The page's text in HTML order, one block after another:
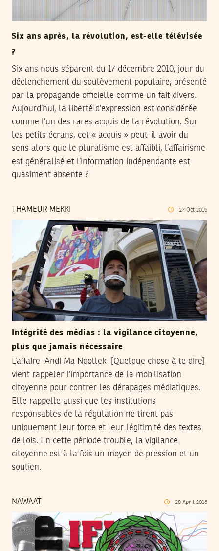
Six ans après, la révolution, est-elle télévisée
?
Six ans nous séparent du 17 décembre 2010, jour du
déclenchement du soulèvement populaire, présenté
par la propagande officielle comme un fait divers.
Aujourd’hui, la liberté d’expression est considérée
comme l’un des rares acquis de la révolution. Sur
les petits écrans, cet « acquis » peut-il avoir du
sens alors que le pluralisme est affaibli, l’affairisme
est généralisé et l’information indépendante est
quasiment absente ?
THAMEUR MEKKI 27 Oct 2016
Intégrité des médias : la vigilance citoyenne,
plus que jamais nécessaire
L’affaire Andi Ma Nqollek [Quelque chose à te dire]
vient rappeler l’importance de la mobilisation
citoyenne pour contrer les dérapages médiatiques.
Elle rappelle aussi que les institutions
responsables de la régulation ne tirent pas
uniquement leur force et leur légitimité des textes
de lois. En cette période trouble, la vigilance
citoyenne est à la fois un moyen de pression et un
soutien.
NAWAAT 28 April 2016